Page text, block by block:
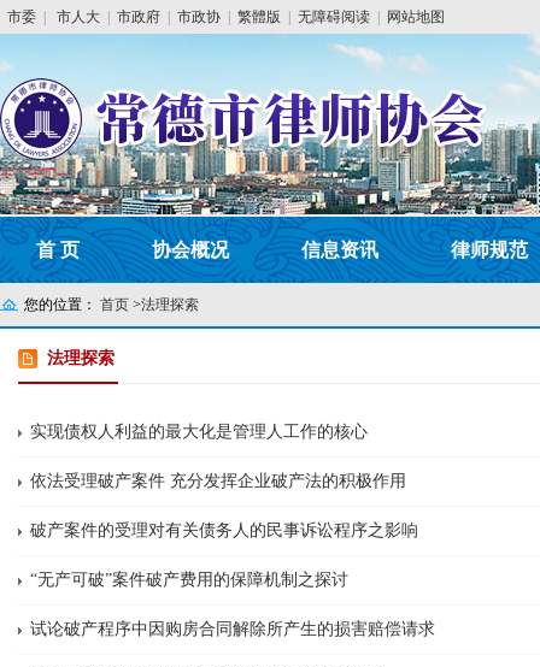
市委 市人大 市政府 市政协 繁體版 无障碍阅读 网站地图
首 页 协会概况 信息资讯 律师规范
您的位置： 首页 >法理探索
法理探索
实现债权人利益的最大化是管理人工作的核心
依法受理破产案件 充分发挥企业破产法的积极作用
破产案件的受理对有关债务人的民事诉讼程序之影响
“无产可破”案件破产费用的保障机制之探讨
试论破产程序中因购房合同解除所产生的损害赔偿请求